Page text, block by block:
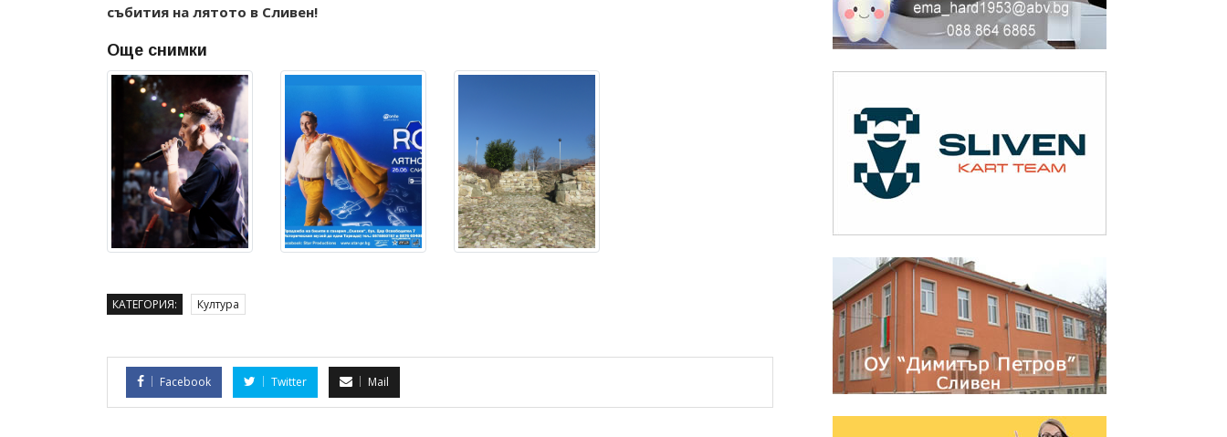
събития на лятото в Сливен!
Още снимки
КАТЕГОРИЯ: Култура
Facebook Twitter Mail